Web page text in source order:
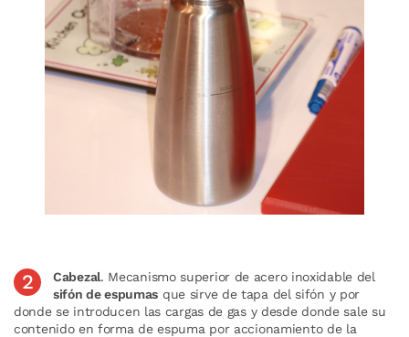
Cabezal. Mecanismo superior de acero inoxidable del
sifón de espumas que sirve de tapa del sifón y por
donde se introducen las cargas de gas y desde donde sale su
contenido en forma de espuma por accionamiento de la